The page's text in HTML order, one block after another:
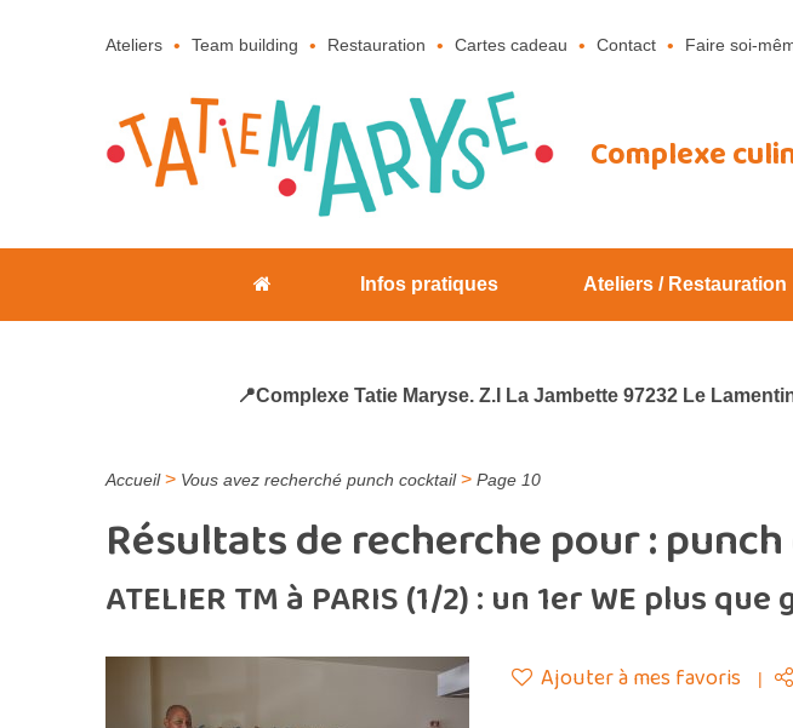
Ateliers Team building Restauration Cartes cadeau Contact Faire soi-
Complexe
Infos pratiques Ateliers / Restauration
📍Complexe Tatie Maryse. Z.I La Jambette 97232 Le
Accueil> Vous avez recherché punch cocktail> Page 10
Résultats de recherche pour :
ATELIER TM à PARIS (1/2) : un 1er WE plus
Ajouter à mes favoris